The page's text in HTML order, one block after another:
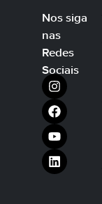
Nos siga
nas
Redes
Sociais